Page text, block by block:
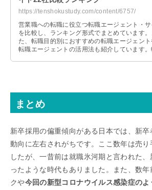
https://tenshokustudy.com/content/6757/
営業職への転職に役立つ転職エージェント・サ
を比較し、ランキング形式でまとめています。
た、転職目的別におすすめの転職エージェント
転職エージェントの活用法も紹介しています。
まとめ
新卒採用の偏重傾向がある日本では、新
動向に左右されがちです。ここ数年は売り
したが、一昔前は就職氷河期と言われた
ったような時代もありました。また、数年
クや今回の新型コロナウイルス感染症の